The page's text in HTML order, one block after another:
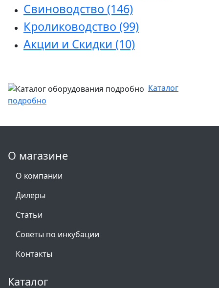
Свиноводство (146)
Кролиководство (99)
Акции и Скидки (10)
Каталог
подробно
О магазине
О компании
Дилеры
Статьи
Советы по инкубации
Контакты
Каталог